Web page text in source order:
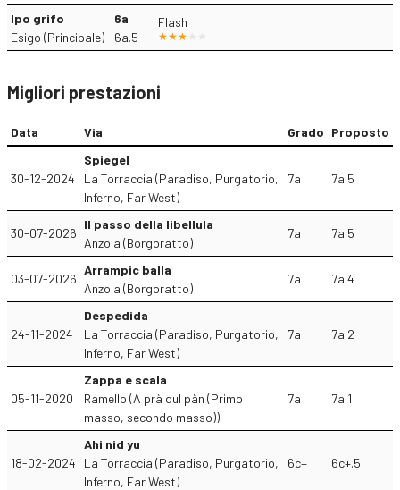
Ipo grifo
Esigo (Principale)
6a
6a.5
Flash
Migliori prestazioni
Data Via Grado Proposto
30-12-2024
Spiegel
La Torraccia (Paradiso, Purgatorio,
Inferno, Far West)
7a 7a.5
30-07-2026
Il passo della libellula
Anzola (Borgoratto)
7a 7a.5
03-07-2026
Arrampic balla
Anzola (Borgoratto)
7a 7a.4
24-11-2024
Despedida
La Torraccia (Paradiso, Purgatorio,
Inferno, Far West)
7a 7a.2
05-11-2020
Zappa e scala
Ramello (A prà dul pàn (Primo
masso, secondo masso))
7a 7a.1
18-02-2024
Ahi nid yu
La Torraccia (Paradiso, Purgatorio,
Inferno, Far West)
6c+ 6c+.5